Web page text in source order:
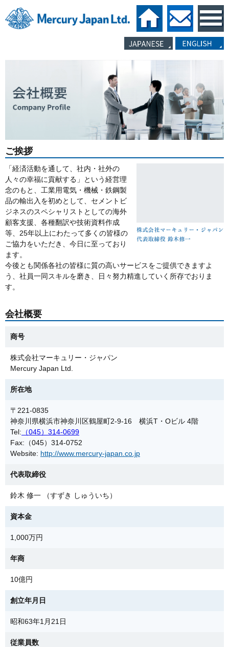
ご挨拶
「経済活動を通して、社内・社外の
人々の幸福に貢献する」という経営理
念のもと、工業用電気・機械・鉄鋼製
品の輸出入を初めとして、セメントビ
ジネスのスペシャリストとしての海外
顧客支援、各種翻訳や技術資料作成
等、25年以上にわたって多くの皆様の
ご協力をいただき、今日に至っており
ます。
今後とも関係各社の皆様に質の高いサービスをご提供できますよ
う、社員一同スキルを磨き、日々努力精進していく所存でおりま
す。
会社概要
商号
株式会社マーキュリー・ジャパン
Mercury Japan Ltd.
所在地
〒221-0835
神奈川県横浜市神奈川区鶴屋町2-9-16 横浜T・Oビル 4階
Tel: （045）314-0699
Fax:（045）314-0752
Website: http://www.mercury-japan.co.jp
代表取締役
鈴木 修一 （すずき しゅういち）
資本金
1,000万円
年商
10億円
創立年月日
昭和63年1月21日
従業員数